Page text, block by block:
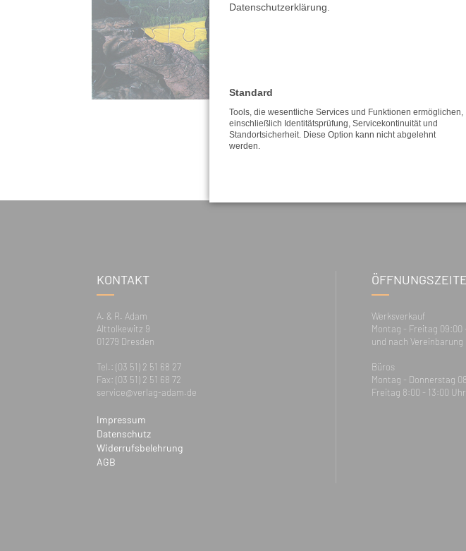
KONTAKT
A. & R. Adam
Alttolkewitz 9
01279 Dresden
Tel.: (03 51) 2 51 68 27
Fax: (03 51) 2 51 68 72
service@verlag-adam.de
Impressum
Datenschutz
Widerrufsbelehrung
AGB
Werksverkauf
Montag - Freitag 09:00
und nach Vereinbarung
Büros
Montag - Donnerstag
Freitag 8:00 - 13:00 Uhr
Datenschutzerklärung.
Standard
Tools, die wesentliche Services und Funktionen ermöglichen,
einschließlich Identitätsprüfung, Servicekontinuität und
Standortsicherheit. Diese Option kann nicht abgelehnt
werden.